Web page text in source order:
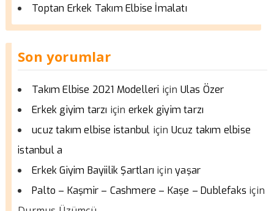
Toptan Erkek Takım Elbise İmalatı
Son yorumlar
Takım Elbise 2021 Modelleri için Ulas Özer
Erkek giyim tarzı için erkek giyim tarzı
ucuz takım elbise istanbul için Ucuz takım elbise
istanbul a
Erkek Giyim Bayiilik Şartları içinyaşar
Palto – Kaşmir – Cashmere – Kaşe – Dublefaks için